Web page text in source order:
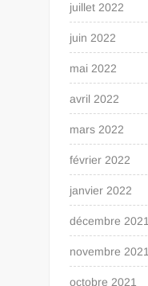
juillet 2022
juin 2022
mai 2022
avril 2022
mars 2022
février 2022
janvier 2022
décembre 2021
novembre 2021
octobre 2021